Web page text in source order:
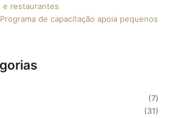
e restaurantes
de capacitação apoia pequenos
(7)
(31)